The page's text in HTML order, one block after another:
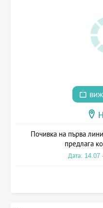
Почивка на първа
предлага
Дата: 14.07